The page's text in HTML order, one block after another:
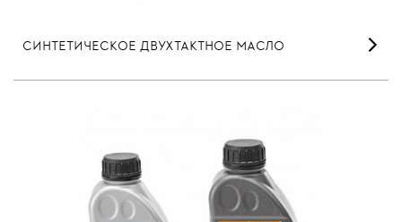
СИНТЕТИЧЕСКОЕ ДВУХТАКТНОЕ МАСЛО